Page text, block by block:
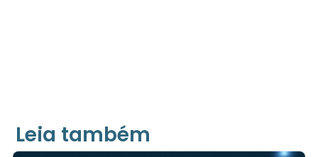
Leia também